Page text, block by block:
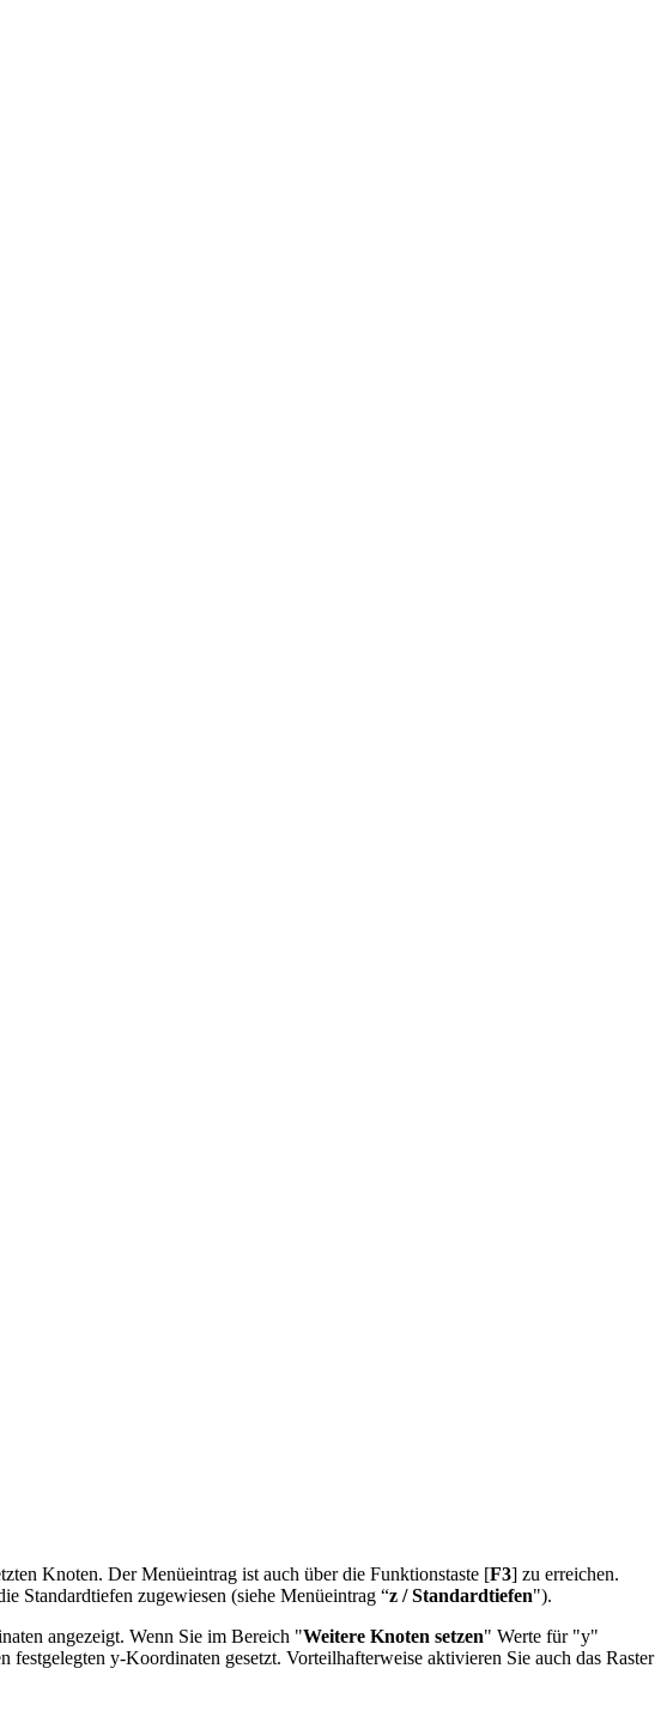
Knoten. Der Menüeintrag ist auch über die Funktionstaste [F3] zu erreichen.
Standardtiefen zugewiesen (siehe Menüeintrag “z / Standardtiefen").
angezeigt. Wenn Sie im Bereich "Weitere Knoten setzen" Werte für "y"
y-Koordinaten gesetzt. Vorteilhafterweise aktivieren Sie auch das Raster